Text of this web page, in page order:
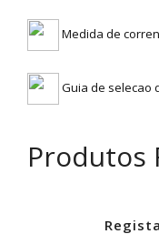
Medida de
Guia de selecao
Produtos